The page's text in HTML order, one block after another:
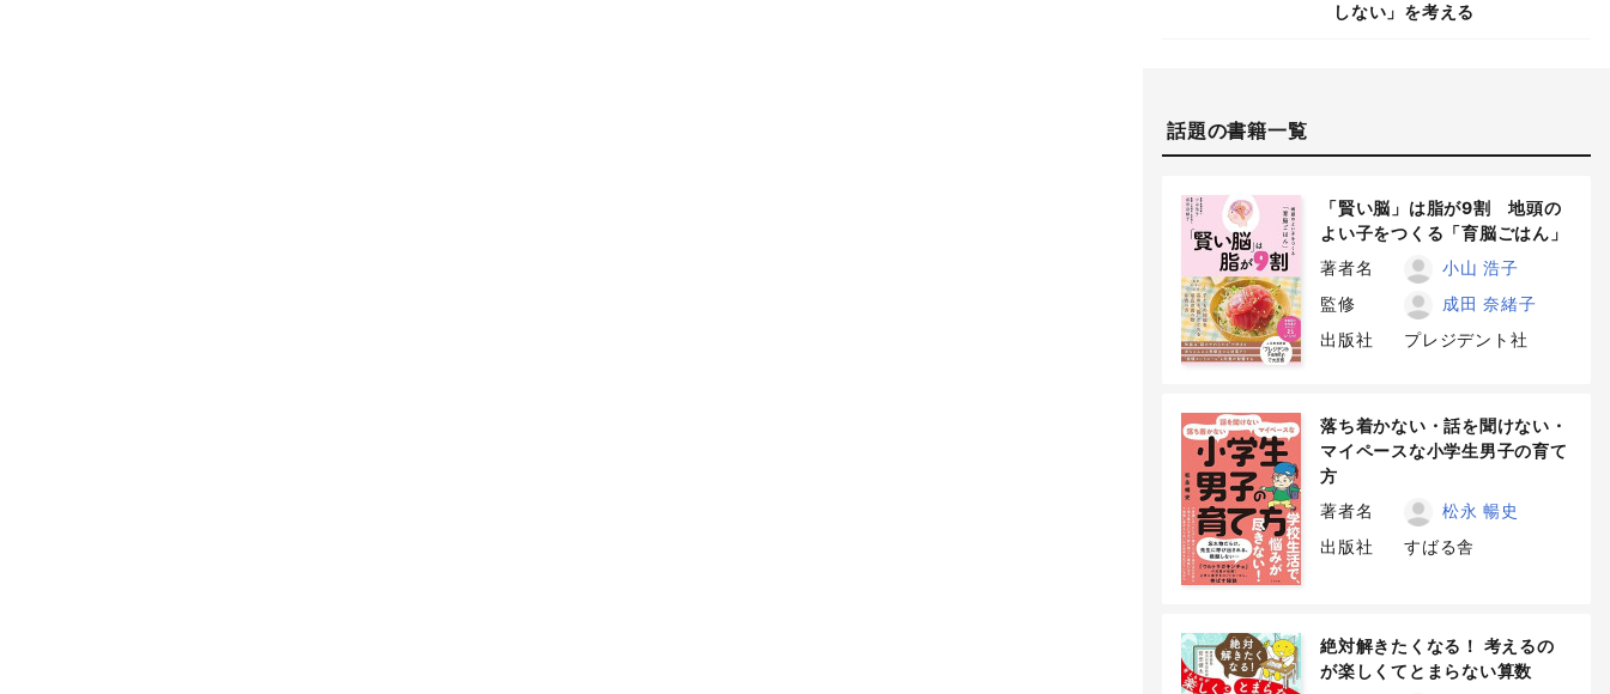
しない」を考える
話題の書籍一覧
「賢い脳」は脂が9割 地頭の
よい子をつくる「育脳ごはん」
著者名
小山 浩子
監修
成田 奈緒子
出版社
プレジデント社
落ち着かない・話を聞けない・
マイペースな小学生男子の育て
方
著者名
松永 暢史
出版社
すばる舎
絶対解きたくなる！ 考えるの
が楽しくてとまらない算数